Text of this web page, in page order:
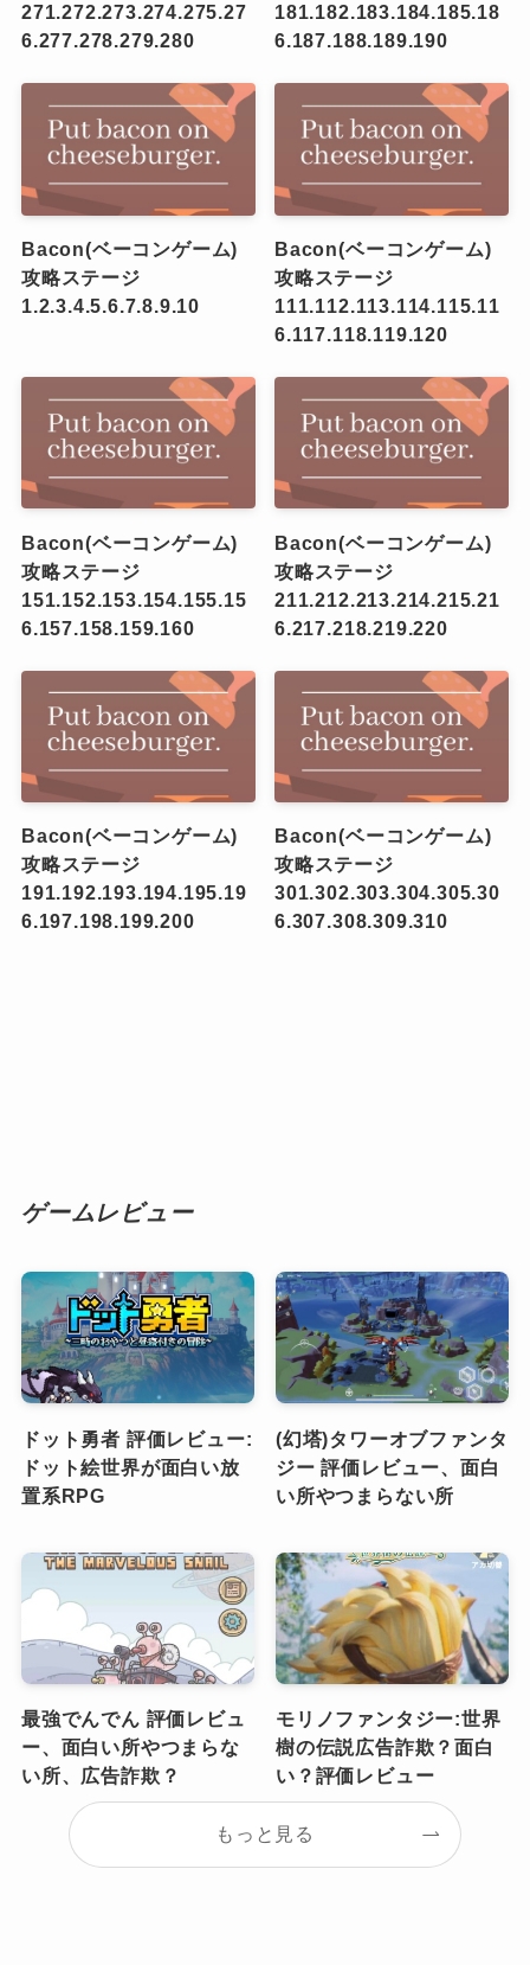
271.272.273.274.275.27
6.277.278.279.280
181.182.183.184.185.18
6.187.188.189.190
Bacon(ベーコンゲーム)
攻略ステージ
1.2.3.4.5.6.7.8.9.10
Bacon(ベーコンゲーム)
攻略ステージ
111.112.113.114.115.11
6.117.118.119.120
Bacon(ベーコンゲーム)
攻略ステージ
151.152.153.154.155.15
6.157.158.159.160
Bacon(ベーコンゲーム)
攻略ステージ
211.212.213.214.215.21
6.217.218.219.220
Bacon(ベーコンゲーム)
攻略ステージ
191.192.193.194.195.19
6.197.198.199.200
Bacon(ベーコンゲーム)
攻略ステージ
301.302.303.304.305.30
6.307.308.309.310
ゲームレビュー
ドット勇者 評価レビュー:
ドット絵世界が面白い放
置系RPG
(幻塔)タワーオブファンタ
ジー 評価レビュー、面白
い所やつまらない所
最強でんでん 評価レビュ
ー、面白い所やつまらな
い所、広告詐欺？
モリノファンタジー:世界
樹の伝説広告詐欺？面白
い？評価レビュー
もっと見る